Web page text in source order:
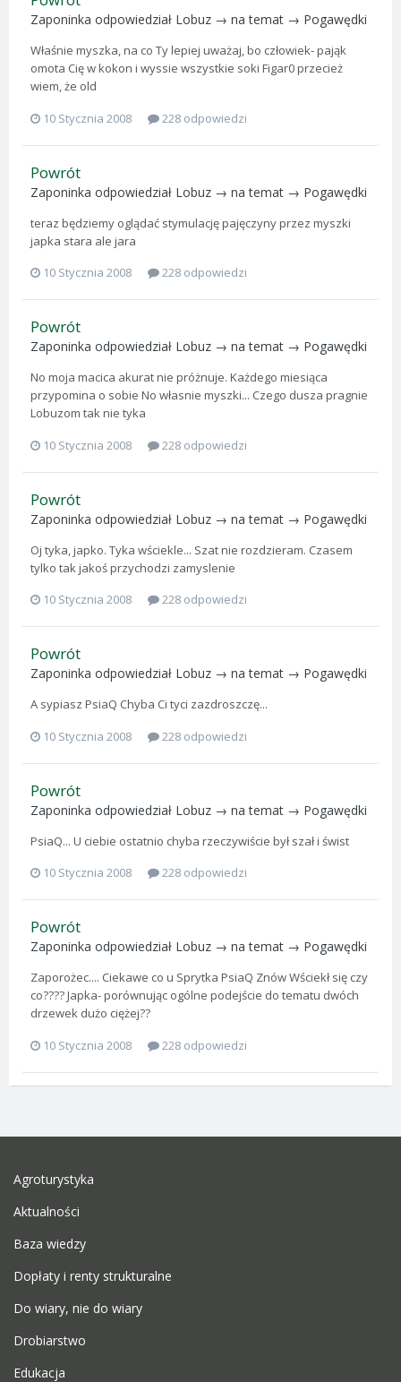
Zaponinka odpowiedział Lobuz → na temat → Pogawędki
Właśnie myszka, na co Ty lepiej uważaj, bo człowiek- pająk
omota Cię w kokon i wyssie wszystkie soki Figar0 przecież
wiem, że old
10 Stycznia 2008
228 odpowiedzi
Powrót
Zaponinka odpowiedział Lobuz → na temat → Pogawędki
teraz będziemy oglądać stymulację pajęczyny przez myszki
japka stara ale jara
10 Stycznia 2008
228 odpowiedzi
Powrót
Zaponinka odpowiedział Lobuz → na temat → Pogawędki
No moja macica akurat nie próżnuje. Każdego miesiąca
przypomina o sobie No własnie myszki... Czego dusza pragnie
Lobuzom tak nie tyka
10 Stycznia 2008
228 odpowiedzi
Powrót
Zaponinka odpowiedział Lobuz → na temat → Pogawędki
Oj tyka, japko. Tyka wściekle... Szat nie rozdzieram. Czasem
tylko tak jakoś przychodzi zamyslenie
10 Stycznia 2008
228 odpowiedzi
Powrót
Zaponinka odpowiedział Lobuz → na temat → Pogawędki
A sypiasz PsiaQ Chyba Ci tyci zazdroszczę...
10 Stycznia 2008
228 odpowiedzi
Powrót
Zaponinka odpowiedział Lobuz → na temat → Pogawędki
PsiaQ... U ciebie ostatnio chyba rzeczywiście był szał i świst
10 Stycznia 2008
228 odpowiedzi
Powrót
Zaponinka odpowiedział Lobuz → na temat → Pogawędki
Zaporożec.... Ciekawe co u Sprytka PsiaQ Znów Wściekł się czy
co???? Japka- porównując ogólne podejście do tematu dwóch
drzewek dużo ciężej??
10 Stycznia 2008
228 odpowiedzi
Agroturystyka
Aktualności
Baza wiedzy
Dopłaty i renty strukturalne
Do wiary, nie do wiary
Drobiarstwo
Edukacja